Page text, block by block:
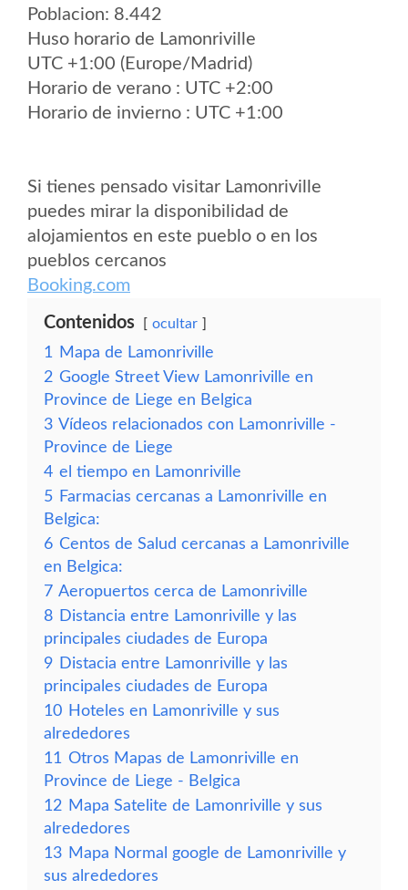
Poblacion: 8.442
Huso horario de Lamonriville
UTC +1:00 (Europe/Madrid)
Horario de verano : UTC +2:00
Horario de invierno : UTC +1:00
Si tienes pensado visitar Lamonriville
puedes mirar la disponibilidad de
alojamientos en este pueblo o en los
pueblos cercanos
Booking.com
Contenidos ocultar
1
Mapa de Lamonriville
2 Google Street View Lamonriville en
Province de Liege en Belgica
3 Vídeos relacionados con Lamonriville -
Province de Liege
4 el tiempo en Lamonriville
5 Farmacias cercanas a Lamonriville en
Belgica:
6 Centos de Salud cercanas a Lamonriville
en Belgica:
7 Aeropuertos cerca de Lamonriville
8 Distancia entre Lamonriville y las
principales ciudades de Europa
9 Distacia entre Lamonriville y las
principales ciudades de Europa
10 Hoteles en Lamonriville y sus
alrededores
11 Otros Mapas de Lamonriville en
Province de Liege - Belgica
12 Mapa Satelite de Lamonriville y sus
alrededores
13 Mapa Normal google de Lamonriville y
sus alrededores